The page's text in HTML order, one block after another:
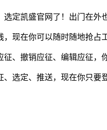
凯盛官网了！出门在外
在你可以随时随地抢占工
撤销应征、编辑应征，
定、推送，现在你只要登